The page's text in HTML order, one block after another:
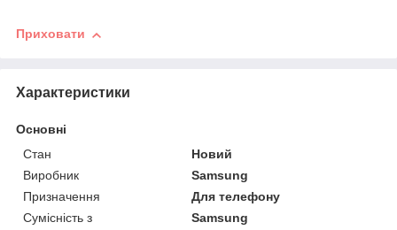
Приховати
Характеристики
Основні
Стан
Новий
Виробник
Samsung
Призначення
Для телефону
Сумісність з
Samsung